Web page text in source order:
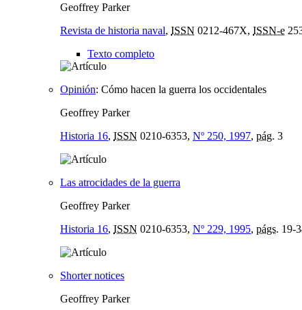
Geoffrey Parker
Revista de historia naval, ISSN 0212-467X, ISSN-e
Texto completo
Opinión: Cómo hacen la guerra los occidentales
Geoffrey Parker
Historia 16, ISSN 0210-6353, Nº 250, 1997, pág. 3
Las atrocidades de la guerra
Geoffrey Parker
Historia 16, ISSN 0210-6353, Nº 229, 1995, págs. 19-
Shorter notices
Geoffrey Parker